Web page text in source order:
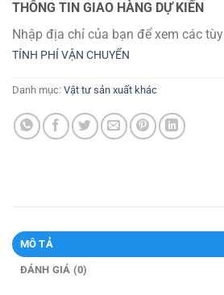
THÔNG TIN GIAO HÀNG DỰ KIẾN
Nhập địa chỉ của bạn để xem các
TÍNH PHÍ VẬN CHUYỂN
Danh mục: Vật tư sản xuất khác
MÔ TẢ
ĐÁNH GIÁ (0)